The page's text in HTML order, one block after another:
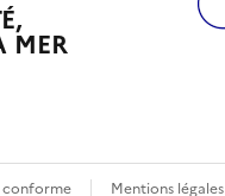
MER
conforme Mentions légales